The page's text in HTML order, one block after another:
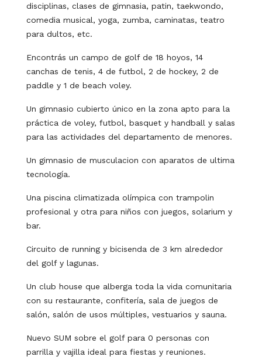
disciplinas, clases de gimnasia, patin, taekwondo,
comedia musical, yoga, zumba, caminatas, teatro
para dultos, etc.
Encontrás un campo de golf de 18 hoyos, 14
canchas de tenis, 4 de futbol, 2 de hockey, 2 de
paddle y 1 de beach voley.
Un gimnasio cubierto único en la zona apto para la
práctica de voley, futbol, basquet y handball y salas
para las actividades del departamento de menores.
Un gimnasio de musculacion con aparatos de ultima
tecnología.
Una piscina climatizada olímpica con trampolin
profesional y otra para niños con juegos, solarium y
bar.
Circuito de running y bicisenda de 3 km alrededor
del golf y lagunas.
Un club house que alberga toda la vida comunitaria
con su restaurante, confitería, sala de juegos de
salón, salón de usos múltiples, vestuarios y sauna.
Nuevo SUM sobre el golf para 0 personas con
parrilla y vajilla ideal para fiestas y reuniones.